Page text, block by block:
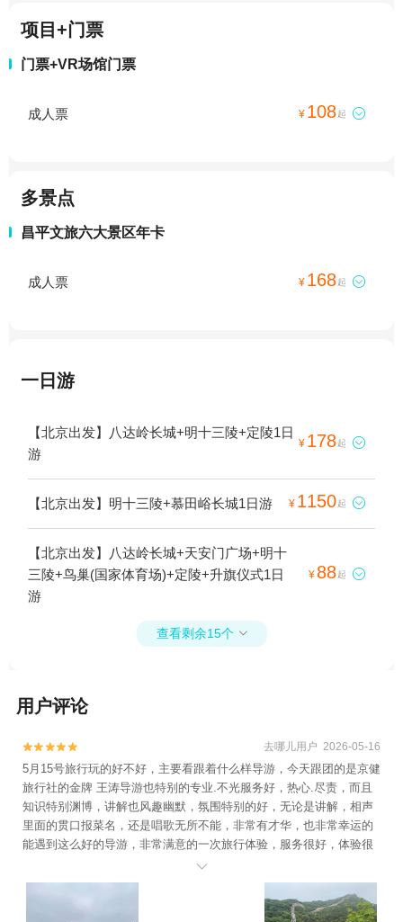
项目+门票
门票+VR场馆门票
成人票 ¥ 108起 
多景点
昌平文旅六大景区年卡
成人票 ¥ 168起 
一日游
【北京出发】八达岭长城+明十三陵+定陵1日
游
¥ 178起 
【北京出发】明十三陵+慕田峪长城1日游 ¥ 1150起 
【北京出发】八达岭长城+天安门广场+明十
三陵+鸟巢(国家体育场)+定陵+升旗仪式1日
游
¥ 88起 
查看剩余15个 
用户评论

 去哪儿用户 2026-05-16
5月15号旅行玩的好不好，主要看跟着什么样导游，今天跟团的是京健
旅行社的金牌 王涛导游也特别的专业.不光服务好，热心.尽责，而且
知识特别渊博，讲解也风趣幽默，氛围特别的好，无论是讲解，相声
里面的贯口报菜名，还是唱歌无所不能，非常有才华，也非常幸运的
能遇到这么好的导游，非常满意的一次旅行体验，服务很好，体验很
